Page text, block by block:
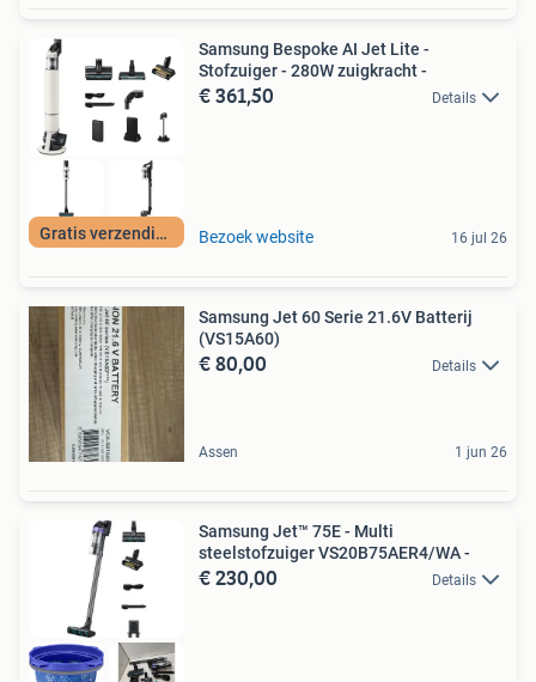
Gratis verzending
Samsung Bespoke AI Jet Lite -
Stofzuiger - 280W zuigkracht -
€ 361,50 Details
Bezoek website 16 jul 26
Samsung Jet 60 Serie 21.6V Batterij
(VS15A60)
€ 80,00 Details
Assen 1 jun 26
Samsung Jet™ 75E - Multi
steelstofzuiger VS20B75AER4/WA -
€ 230,00 Details